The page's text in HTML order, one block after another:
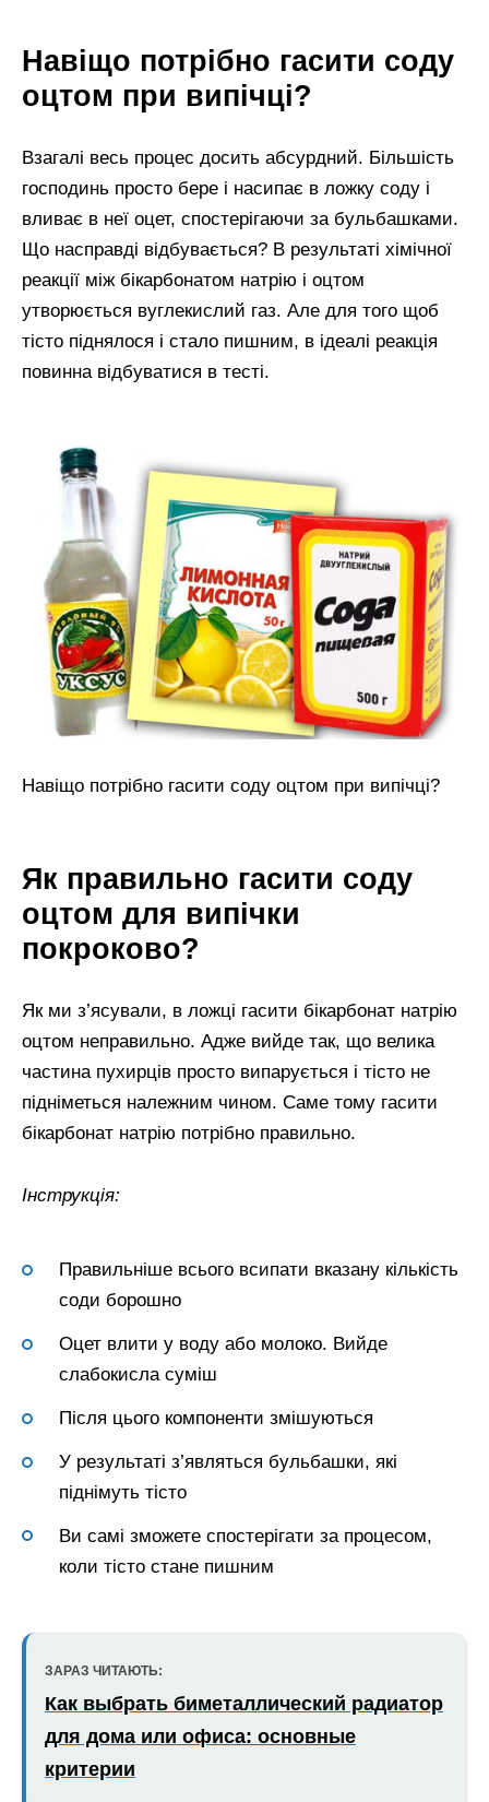
Навіщо потрібно гасити соду
оцтом при випічці?
Взагалі весь процес досить абсурдний. Більшість
господинь просто бере і насипає в ложку соду і
вливає в неї оцет, спостерігаючи за бульбашками.
Що насправді відбувається? В результаті хімічної
реакції між бікарбонатом натрію і оцтом
утворюється вуглекислий газ. Але для того щоб
тісто піднялося і стало пишним, в ідеалі реакція
повинна відбуватися в тесті.
Навіщо потрібно гасити соду оцтом при випічці?
Як правильно гасити соду
оцтом для випічки
покроково?
Як ми з’ясували, в ложці гасити бікарбонат натрію
оцтом неправильно. Адже вийде так, що велика
частина пухирців просто випарується і тісто не
підніметься належним чином. Саме тому гасити
бікарбонат натрію потрібно правильно.
Інструкція:
Правильніше всього всипати вказану кількість
соди борошно
Оцет влити у воду або молоко. Вийде
слабокисла суміш
Після цього компоненти змішуються
У результаті з’являться бульбашки, які
піднімуть тісто
Ви самі зможете спостерігати за процесом,
коли тісто стане пишним
ЗАРАЗ ЧИТАЮТЬ:
Как выбрать биметаллический радиатор
для дома или офиса: основные
критерии